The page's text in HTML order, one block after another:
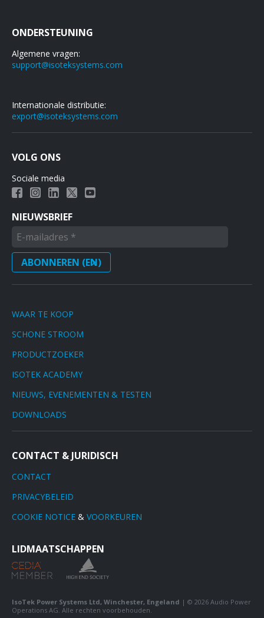
ONDERSTEUNING
Algemene vragen:
support@isoteksystems.com
Internationale distributie:
export@isoteksystems.com
VOLG ONS
Sociale media
NIEUWSBRIEF
WAAR TE KOOP
SCHONE STROOM
PRODUCTZOEKER
ISOTEK ACADEMY
NIEUWS, EVENEMENTEN & TESTEN
DOWNLOADS
CONTACT & JURIDISCH
CONTACT
PRIVACYBELEID
COOKIE NOTICE & VOORKEUREN
LIDMAATSCHAPPEN
IsoTek Power Systems Ltd, Winchester, Engeland | © 2026 Audio Power
Operations AG. Alle rechten voorbehouden.